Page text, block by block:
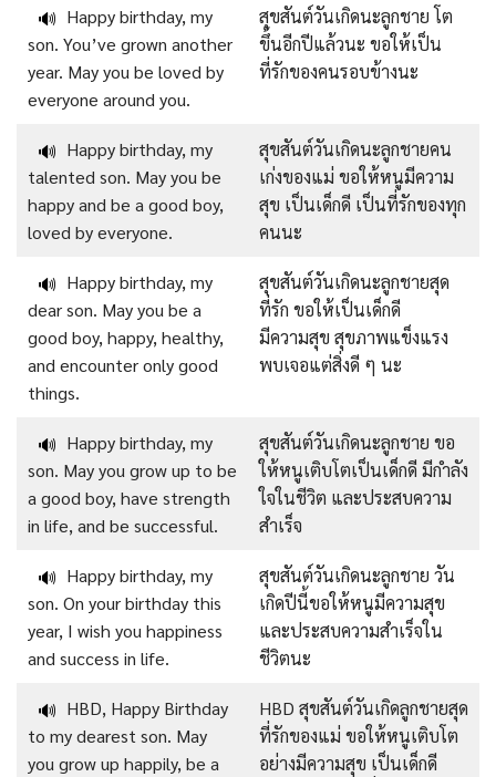
🔊 Happy birthday, my
son. You’ve grown another
year. May you be loved by
everyone around you.
สุขสันต์วันเกิดนะลูกชาย โต
ขึ้นอีกปีแล้วนะ ขอให้เป็น
ที่รักของคนรอบข้างนะ
🔊 Happy birthday, my
talented son. May you be
happy and be a good boy,
loved by everyone.
สุขสันต์วันเกิดนะลูกชายคน
เก่งของแม่ ขอให้หนูมีความ
สุข เป็นเด็กดี เป็นที่รักของทุก
คนนะ
🔊 Happy birthday, my
dear son. May you be a
good boy, happy, healthy,
and encounter only good
things.
สุขสันต์วันเกิดนะลูกชายสุด
ที่รัก ขอให้เป็นเด็กดี
มีความสุข สุขภาพแข็งแรง
พบเจอแต่สิ่งดี ๆ นะ
🔊 Happy birthday, my
son. May you grow up to be
a good boy, have strength
in life, and be successful.
สุขสันต์วันเกิดนะลูกชาย ขอ
ให้หนูเติบโตเป็นเด็กดี มีกำลัง
ใจในชีวิต และประสบความ
สำเร็จ
🔊 Happy birthday, my
son. On your birthday this
year, I wish you happiness
and success in life.
สุขสันต์วันเกิดนะลูกชาย วัน
เกิดปีนี้ขอให้หนูมีความสุข
และประสบความสำเร็จใน
ชีวิตนะ
🔊 HBD, Happy Birthday
to my dearest son. May
you grow up happily, be a
HBD สุขสันต์วันเกิดลูกชายสุด
ที่รักของแม่ ขอให้หนูเติบโต
อย่างมีความสุข เป็นเด็กดี